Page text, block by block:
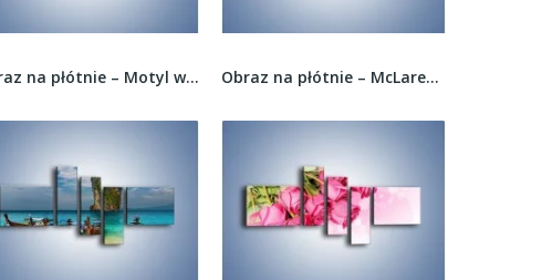
Obraz na płótnie – Motyl w letni poranek –... Obraz na płótnie – McLaren Mercedes Monaco GP –...